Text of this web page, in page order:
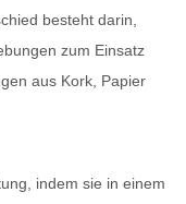
besteht darin,
zum Einsatz
aus Kork, Papier
indem sie in einem